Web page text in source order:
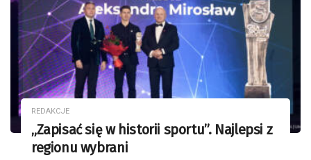
REDAKCJE
„Zapisać się w historii sportu”. Najlepsi z
regionu wybrani